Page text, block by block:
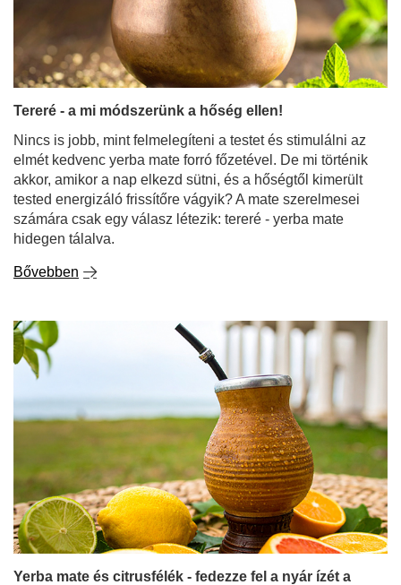
Tereré - a mi módszerünk a hőség ellen!
Nincs is jobb, mint felmelegíteni a testet és stimulálni az
elmét kedvenc yerba mate forró főzetével. De mi történik
akkor, amikor a nap elkezd sütni, és a hőségtől kimerült
tested energizáló frissítőre vágyik? A mate szerelmesei
számára csak egy válasz létezik: tereré - yerba mate
hidegen tálalva.
Bővebben
Yerba mate és citrusfélék - fedezze fel a nyár ízét a